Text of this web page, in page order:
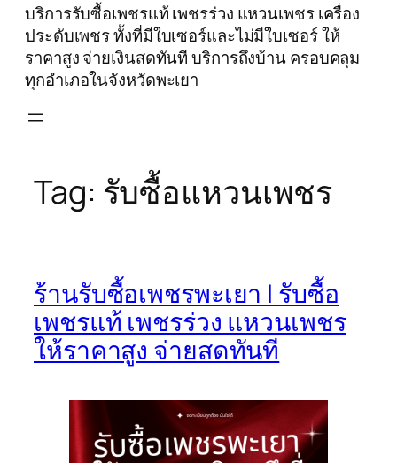
บริการรับซื้อเพชรแท้ เพชรร่วง แหวนเพชร เครื่อง
ประดับเพชร ทั้งที่มีใบเซอร์และไม่มีใบเซอร์ ให้
ราคาสูง จ่ายเงินสดทันที บริการถึงบ้าน ครอบคลุม
ทุกอำเภอในจังหวัดพะเยา
Tag: รับซื้อแหวนเพชร
ร้านรับซื้อเพชรพะเยา | รับซื้อ
เพชรแท้ เพชรร่วง แหวนเพชร
ให้ราคาสูง จ่ายสดทันที